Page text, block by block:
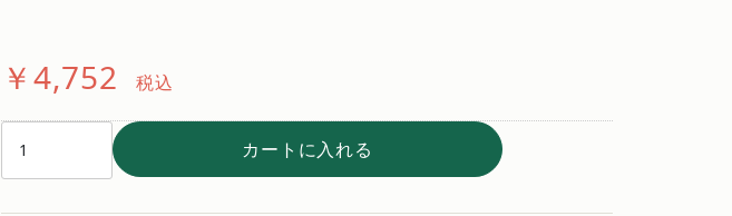
￥4,752 税込
カートに入れる